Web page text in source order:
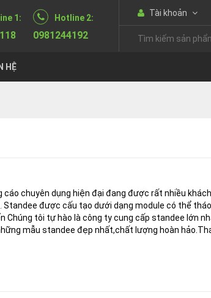
Tài khoản
1: Hotline 2:
0981244192
HỆ
cáo chuyên dụng hiện đại đang được rất nhiều
được cấu tạo dưới dạng module có thể
Chúng tôi tự hào là công ty cung cấp standee lớn
mẫu standee đẹp nhất,chất lượng hoàn